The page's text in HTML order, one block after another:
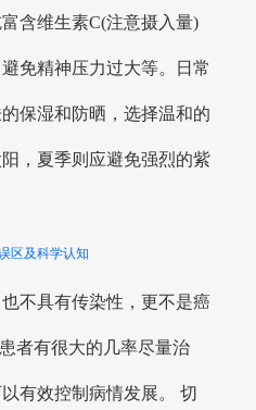
含维生素C(注意摄入量)
免精神压力过大等。日常
保湿和防晒，选择温和的
，夏季则应避免强烈的紫
区及科学认知
不具有传染性，更不是癌
者有很大的几率尽量治
有效控制病情发展。 切